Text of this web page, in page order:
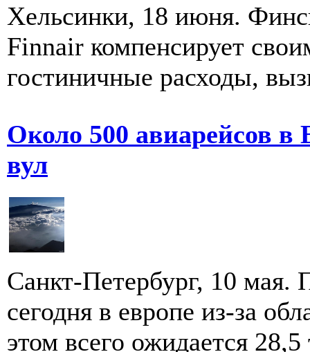
Хельсинки, 18 июня.
Finnair компенсирует
гостиничные расходы,
Около 500 авиарейсов в
вул
Санкт-Петербург, 10 мая.
сегодня в европе из-за
этом всего ожидается